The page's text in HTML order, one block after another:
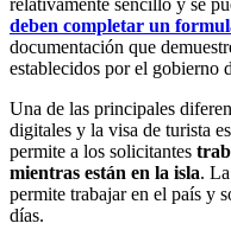
relativamente sencillo y se
deben completar un
documentación que
establecidos por el gobierno
Una de las principales
digitales y la visa de turista
permite a los solicitantes
mientras están en la isla.
permite trabajar en el país y
días.